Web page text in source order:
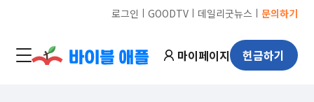
로그인 ㅣ GOODTVㅣ 데일리굿뉴스 ㅣ 문의하기
마이페이지 헌금하기